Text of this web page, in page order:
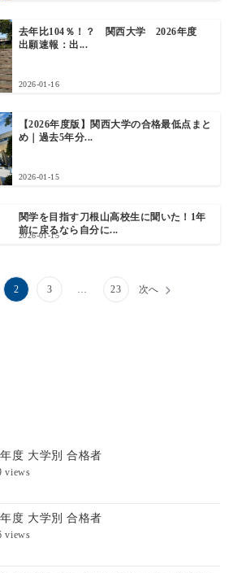
去年比104％！？ 関西大学 2026年度
出願速報：出...
2026-01-16
【2026年度版】関西大学の合格最低点まと
め｜過去5年分...
2026-01-15
関学を目指す刀根山高校生に聞いた！1年
前に戻るなら自分に...
2026-01-15
2 3 … 23 次へ
度 大学別 合格者
views
度 大学別 合格者
views